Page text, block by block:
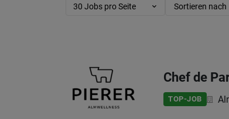
30 Jobs pro Seite Sortieren nach
Chef de
TOP-JOB